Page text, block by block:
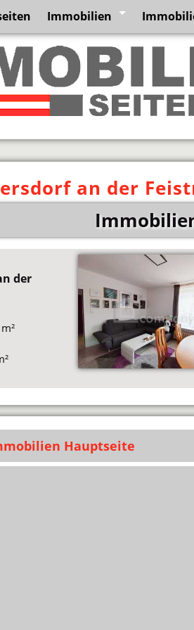
Immobilien
an der
der
Hauptseite